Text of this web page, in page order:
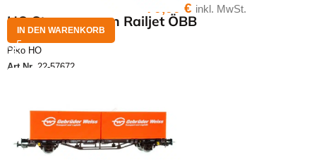
HO Steuerwagen Railjet ÖBB
Piko HO
Art.Nr. 22-57672
70,00€ inkl. MwSt.
IN DEN WARENKORB